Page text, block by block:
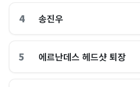
4 송진우
5 에르난데스 헤드샷 퇴장